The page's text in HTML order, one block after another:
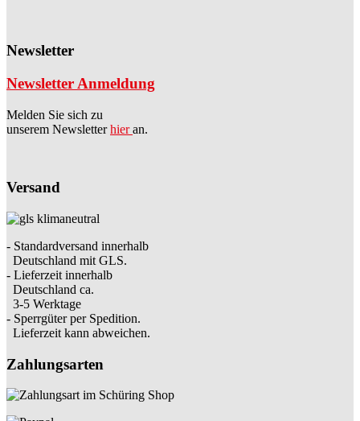
Newsletter
Newsletter Anmeldung
Melden Sie sich zu
unserem Newsletterhieran.
Versand
- Standardversand innerhalb
Deutschland mit GLS.
- Lieferzeit innerhalb
Deutschland ca.
3-5 Werktage
- Sperrgüter per Spedition.
Lieferzeit kann abweichen.
Zahlungsarten